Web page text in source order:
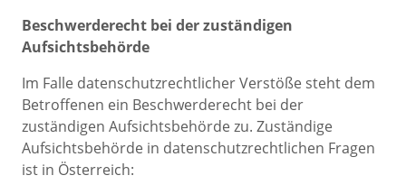
Beschwerderecht bei der zuständigen
Aufsichtsbehörde
Im Falle datenschutzrechtlicher Verstöße steht dem
Betroffenen ein Beschwerderecht bei der
zuständigen Aufsichtsbehörde zu. Zuständige
Aufsichtsbehörde in datenschutzrechtlichen Fragen
ist in Österreich: